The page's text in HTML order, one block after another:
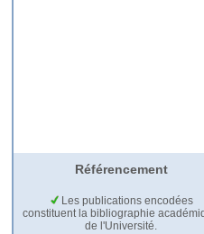
Référencement
Les publications encodées
constituent la bibliographie
de l'Université.